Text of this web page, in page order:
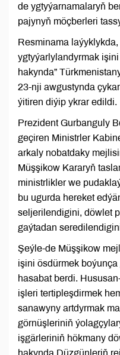
de ygtyýarnamalaryň
pajynyň möçberleri
Resminama laýyklykda,
ygtyýarlylandyrmak
hakynda”
23-nji awgustynda
ýitiren diýip ykrar edildi.
Prezident Gurbanguly
geçiren Ministrler
arkaly nobatdaky
Müşşikow Kararyň
ministrlikler we
bu ugurda hereket
seljerilendigini, döwlet
gaýtadan
Şeýle-de Müşşikow
işini ösdürmek
hasabat berdi.
işleri tertipleşdirmek
sanawyny artdyrmak
görnüşleriniň
işgärleriniň hökmany
hakynda Düzgünleriň